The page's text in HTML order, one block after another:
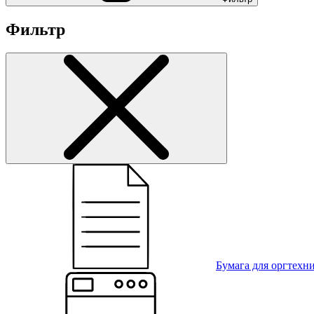
Фильтр
Бумага для